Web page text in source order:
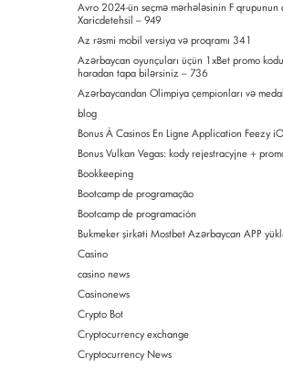
Avro 2024-ün seçmə mərhələsinin F qrupunun
Xaricdetehsil – 949
Az rəsmi mobil versiya və proqramı 341
Azərbaycan oyunçuları üçün 1xBet promo
haradan tapa bilərsiniz – 736
Azərbaycandan Olimpiya çempionları və
blog
Bonus À Casinos En Ligne Application Feezy
Bonus Vulkan Vegas: kody rejestracyjne +
Bookkeeping
Bootcamp de programação
Bootcamp de programación
Bukmeker şirkəti Mostbet Azərbaycan APP
Casino
casino news
Casinonews
Crypto Bot
Cryptocurrency exchange
Cryptocurrency News